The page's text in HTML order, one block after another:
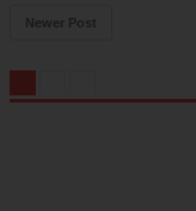
Newer Post